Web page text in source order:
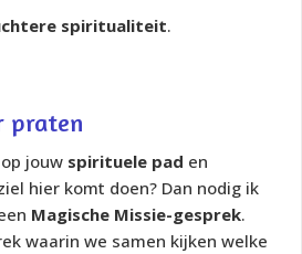
spiritualiteit.
praten
jouw spirituele pad en
hier komt doen? Dan nodig ik
Magische Missie-gesprek.
waarin we samen kijken welke